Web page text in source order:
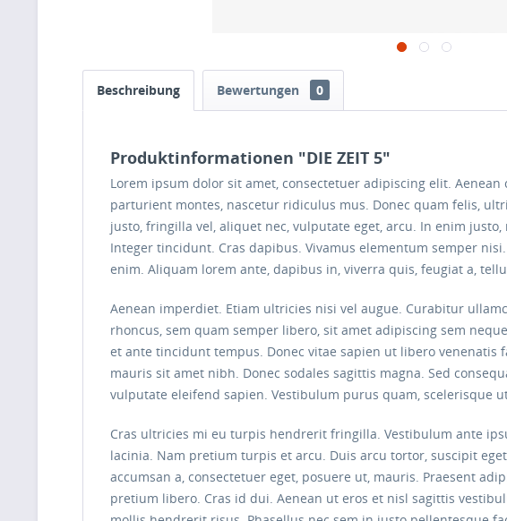
Beschreibung Bewertungen 0
Produktinformationen "DIE ZEIT 5"
Lorem ipsum dolor sit amet, consectetuer adipiscing elit.
parturient montes, nascetur ridiculus mus. Donec quam felis,
justo, fringilla vel, aliquet nec, vulputate eget, arcu. In enim
Integer tincidunt. Cras dapibus. Vivamus elementum semper
enim. Aliquam lorem ante, dapibus in, viverra quis, feugiat a,
Aenean imperdiet. Etiam ultricies nisi vel augue. Curabitur
rhoncus, sem quam semper libero, sit amet adipiscing sem
et ante tincidunt tempus. Donec vitae sapien ut libero
mauris sit amet nibh. Donec sodales sagittis magna. Sed
vulputate eleifend sapien. Vestibulum purus quam, scelerisque
Cras ultricies mi eu turpis hendrerit fringilla. Vestibulum ante
lacinia. Nam pretium turpis et arcu. Duis arcu tortor, suscipit
accumsan a, consectetuer eget, posuere ut, mauris. Praesent
pretium libero. Cras id dui. Aenean ut eros et nisl sagittis